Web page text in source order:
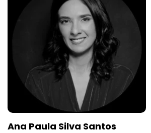
Ana Paula Silva Santos